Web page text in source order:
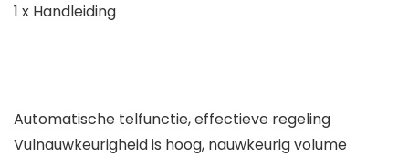
1 x Handleiding
Automatische telfunctie, effectieve regeling
Vulnauwkeurigheid is hoog, nauwkeurig volume